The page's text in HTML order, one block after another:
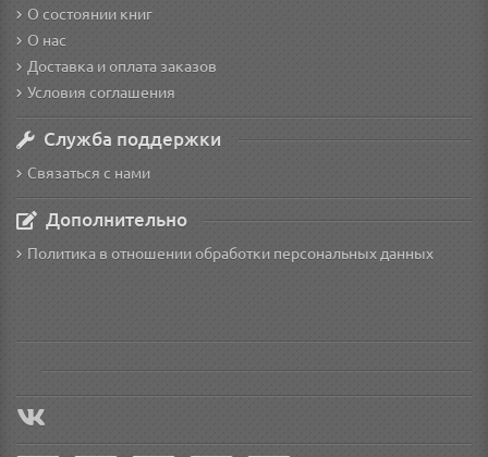
О состоянии книг
О нас
Доставка и оплата заказов
Условия соглашения
Служба поддержки
Связаться с нами
Дополнительно
Политика в отношении обработки персональных данных